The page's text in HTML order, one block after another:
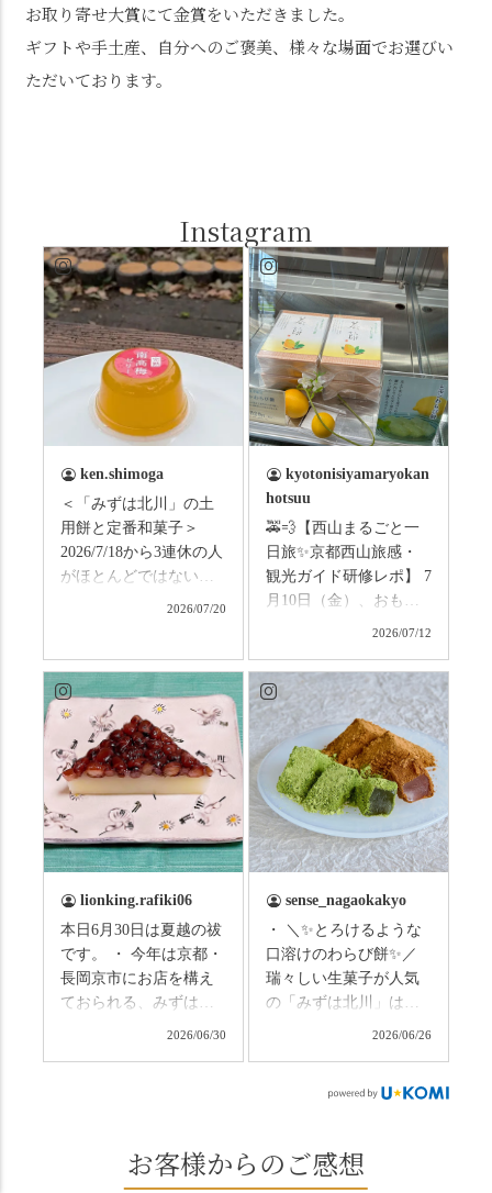
お取り寄せ大賞にて金賞をいただきました。
ギフトや手土産、自分へのご褒美、様々な場面でお選びい
ただいております。
Instagram
ken.shimoga
＜「みずは北川」の土
用餅と定番和菓子＞
2026/7/18から3連休の人
がほとんどではないか
と思います。みなさん
ものすごい暑さが続き
ますので、熱中症にな
らないようお互いに気
をつけましょう。 3連休
まずは「みずは北川」
の和菓子の紹介から。
（写真2枚目から） ・土
用餅（2個入） 暑気払
い、厄払いとして夏の
土用入りにいただくと
今年の土用の入りは7/20
だそうです。連休最終
日、時間のある人はぜ
ひこの機会に食べてみ
なこ） •わらび餅（抹
ぐにいただけます。 ち
なみに、京きなこは通
2026/07/20
kyotonisiyamaryokan
hotsuu
🚕💨【西山まるごと一
日旅✨京都西山旅感・
観光ガイド研修レポ】 7
月10日（金）、おもて
なしタクシーの日高順
西山の魅力をぎゅっと
詰め込んだ観光ガイド
研修に行ってきまし
た！ 🎋スタートは「竹
の径」。 頭上を覆う竹
のトンネルに一歩入る
と、空気がすっと涼し
くなって、聞こえるの
は葉ずれの音だけ。嵐
山の竹林に絶対負けて
れ違うのは犬の散歩の
方くらい。この静け
さ、贅沢すぎません
か…？ここを独り占め
できるのが西山なんで
す。 ⛩️続いて「大原野
神社」へ。 延暦3年
春日"。鯉沢の池には白
いスイレンが咲き、神
2026/07/12
lionking.rafiki06
本日6月30日は夏越の祓
です。 ・ 今年は京都・
長岡京市にお店を構え
ておられる、みずは北
味しかったです。うい
2026/06/30
sense_nagaokakyo
・ ＼✨とろけるような
口溶けのわらび餅✨／
瑞々しい生菓子が人気
の「みずは北川」は、
ました⛲️ 創業から30余
も麗しいものばかり👀
2026/06/26
お客様からのご感想